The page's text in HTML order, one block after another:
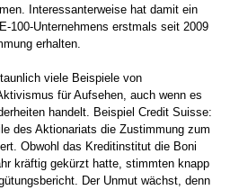
Interessanterweise hat damit ein
100-Unternehmens erstmals seit 2009
erhalten.
viele Beispiele von
für Aufsehen, auch wenn es
handelt. Beispiel Credit Suisse:
des Aktionariats die Zustimmung zum
Obwohl das Kreditinstitut die Boni
kräftig gekürzt hatte, stimmten knapp
Der Unmut wächst, denn